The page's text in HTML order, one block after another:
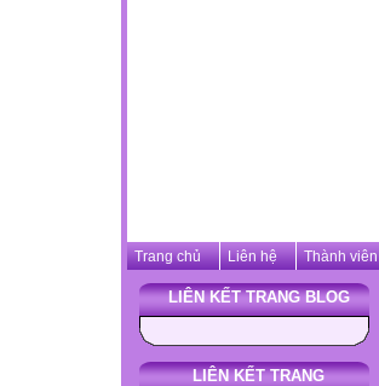
Trang chủ Liên hệ Thành viên
LIÊN KẾT TRANG BLOG
LIÊN KẾT TRANG